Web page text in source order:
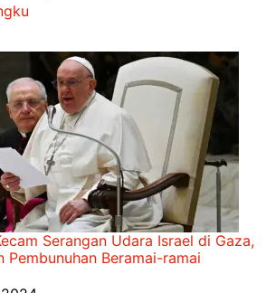
Serangan Udara Israel di Gaza,
Pembunuhan Beramai-ramai